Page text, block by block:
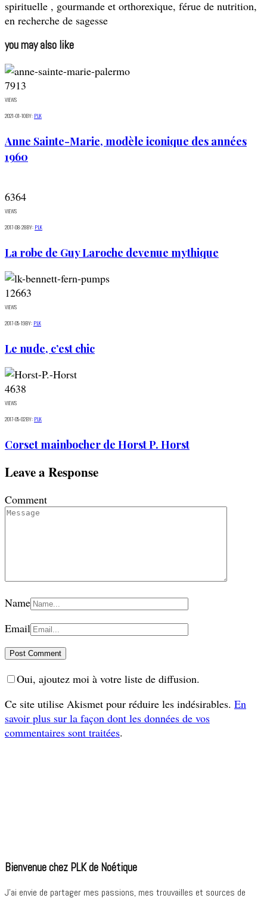
spirituelle , gourmande et orthorexique, férue de nutrition,
en recherche de sagesse
you may also like
7913
VIEWS
2021-01-10BY: PLK
Anne Sainte-Marie, modèle iconique des années
1960
6364
VIEWS
2017-08-28BY: PLK
La robe de Guy Laroche devenue mythique
12663
VIEWS
2017-05-19BY: PLK
Le nude, c’est chic
4638
VIEWS
2017-05-02BY: PLK
Corset mainbocher de Horst P. Horst
Leave a Response
Comment
Name
Email
Oui, ajoutez moi à votre liste de diffusion.
Ce site utilise Akismet pour réduire les indésirables. En
savoir plus sur la façon dont les données de vos
commentaires sont traitées.
Bienvenue chez PLK de Noétique
J’ai envie de partager mes passions, mes trouvailles et sources de